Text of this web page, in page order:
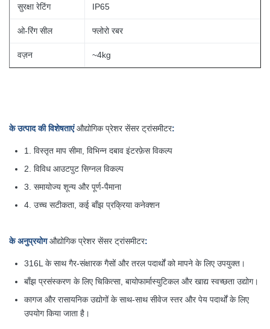
सुरक्षा रेटिंग IP65
ओ-रिंग सील फ्लोरो रबर
वज़न ~4kg
के उत्पाद की विशेषताएंऔद्योगिक प्रेशर सेंसर ट्रांसमीटर:
1. विस्तृत माप सीमा, विभिन्न दबाव इंटरफ़ेस विकल्प
2. विविध आउटपुट सिग्नल विकल्प
3. समायोज्य शून्य और पूर्ण-पैमाना
4. उच्च सटीकता, कई बाँझ प्रक्रिया कनेक्शन
के अनुप्रयोगऔद्योगिक प्रेशर सेंसर ट्रांसमीटर:
316L के साथ गैर-संक्षारक गैसों और तरल पदार्थों को मापने के लिए उपयुक्त।
बाँझ प्रसंस्करण के लिए चिकित्सा, बायोफार्मास्युटिकल और खाद्य स्वच्छता उद्योग।
कागज और रासायनिक उद्योगों के साथ-साथ सीवेज स्तर और पेय पदार्थों के लिए
उपयोग किया जाता है।